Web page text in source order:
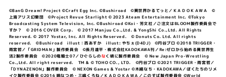
©BanG Dream! Project ©Craft Egg Inc. ©Bushiroad ©異世界かるてっと／ＫＡＤＯＫＡＷＡ ©
上海アリス幻樂団 ©Project Revue Starlight © 2023 Ateam Entertainment Inc. ©Tokyo
Broadcasting System Television, Inc. ©Bushiroad ©Koi・芳文社／ご注文はBLOOM製作委員会で
すか？ © 2016 COVER Corp. © 2017 Manjuu Co.,Ltd. & YongShi Co.,Ltd. All Rights
Reserved. © 2017 Yostar, Inc. All Rights Reserved. © Donuts Co. Ltd. All rights
reserved. ©Bushiroad illust：西あすか illust: やちぇ(D4DJ) ©円谷プロ ©2018 TRIGGER・
雨宮哲／「GRIDMAN」製作委員会 ©長月達平・株式会社KADOKAWA刊／Re:ゼロから始める異世界生
活2製作委員会 ©2020竜騎士07／ひぐらしのなく頃に製作委員会 © New Japan Pro-Wrestling
Co.,Ltd. All right reserved. TM & © TOHO CO., LTD. ©円谷プロ ©2021 TRIGGER・雨宮哲／
「DYNAZENON」製作委員会 © NEXON Games & Yostar ©木緒なち・KADOKAWA／ぼくたちのリメ
イク製作委員会 ©2016 暁なつめ・三嶋くろね／ＫＡＤＯＫＡＷＡ／このすば製作委員会 ©World